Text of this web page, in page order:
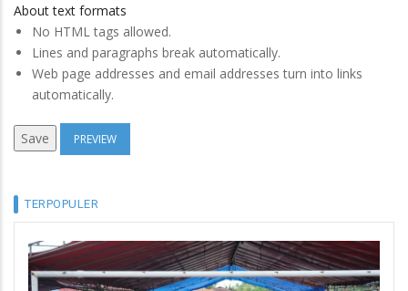
About text formats
No HTML tags allowed.
Lines and paragraphs break automatically.
Web page addresses and email addresses turn into links
automatically.
TERPOPULER